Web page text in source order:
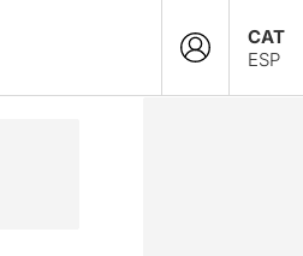
CAT
ESP